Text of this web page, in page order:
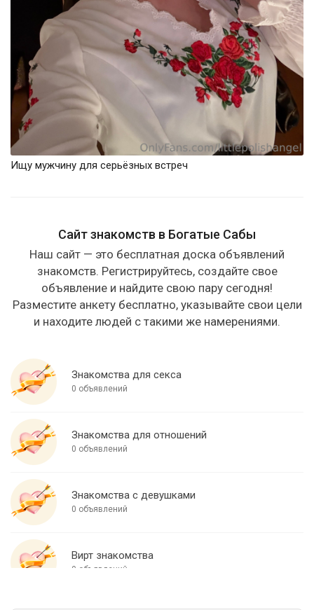
Ищу мужчину для серьёзных встреч
Сайт знакомств в Богатые Сабы
Наш сайт — это бесплатная доска объявлений
знакомств. Регистрируйтесь, создайте свое
объявление и найдите свою пару сегодня!
Разместите анкету бесплатно, указывайте свои цели
и находите людей с такими же намерениями.
Знакомства для секса
0 объявлений
Знакомства для отношений
0 объявлений
Знакомства с девушками
0 объявлений
Вирт знакомства
0 объявлений